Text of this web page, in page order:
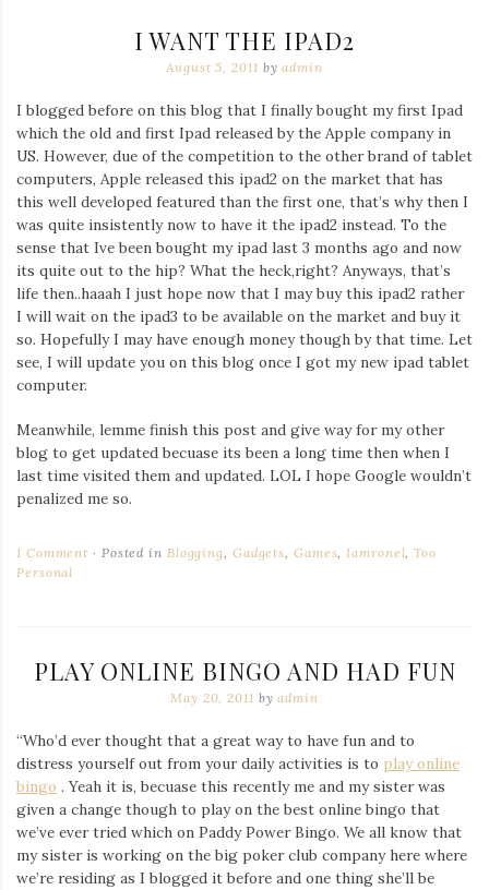
I WANT THE IPAD2
August 5, 2011 byadmin
I blogged before on this blog that I finally bought my first Ipad
which the old and first Ipad released by the Apple company in
US. However, due of the competition to the other brand of tablet
computers, Apple released this ipad2 on the market that has
this well developed featured than the first one, that’s why then I
was quite insistently now to have it the ipad2 instead. To the
sense that Ive been bought my ipad last 3 months ago and now
its quite out to the hip? What the heck,right? Anyways, that’s
life then..haaah I just hope now that I may buy this ipad2 rather
I will wait on the ipad3 to be available on the market and buy it
so. Hopefully I may have enough money though by that time. Let
see, I will update you on this blog once I got my new ipad tablet
computer.
Meanwhile, lemme finish this post and give way for my other
blog to get updated becuase its been a long time then when I
last time visited them and updated. LOL I hope Google wouldn’t
penalized me so.
1 Comment Posted in Blogging, Gadgets, Games,Iamronel,Too
Personal
PLAY ONLINE BINGO AND HAD FUN
May 20, 2011 byadmin
“Who’d ever thought that a great way to have fun and to
distress yourself out from your daily activities is to play online
bingo . Yeah it is, becuase this recently me and my sister was
given a change though to play on the best online bingo that
we’ve ever tried which on Paddy Power Bingo. We all know that
my sister is working on the big poker club company here where
we’re residing as I blogged it before and one thing she’ll be